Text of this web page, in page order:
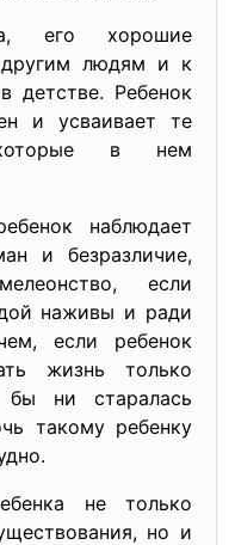
его хорошие
людям и к
детстве. Ребенок
и усваивает те
в нем
наблюдает
и безразличие,
если
наживы и ради
если ребенок
жизнь только
ни старалась
такому ребенку
не только
но и